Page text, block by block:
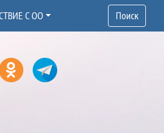
С ОО Поиск